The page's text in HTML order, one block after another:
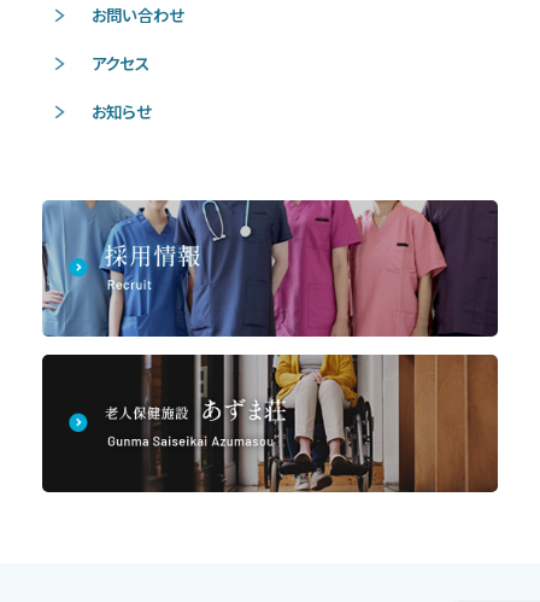
お問い合わせ
アクセス
お知らせ